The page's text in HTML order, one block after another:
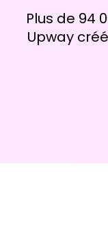
Plus de 94
Upway